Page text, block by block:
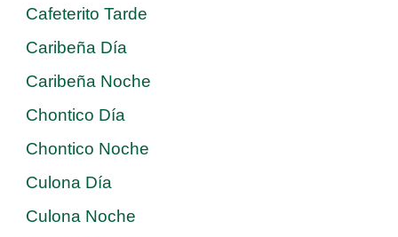
Cafeterito Tarde
Caribeña Día
Caribeña Noche
Chontico Día
Chontico Noche
Culona Día
Culona Noche